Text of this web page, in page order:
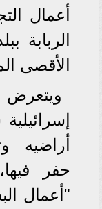
أعمال
الربابة
الأقصى
أراضيه
حفر
"أعمال